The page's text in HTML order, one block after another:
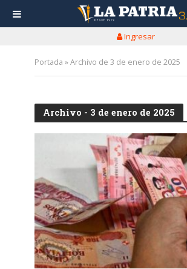
Ingresar
Portada »Archivo de 3 de enero de 2025
Archivo - 3 de enero de 2025